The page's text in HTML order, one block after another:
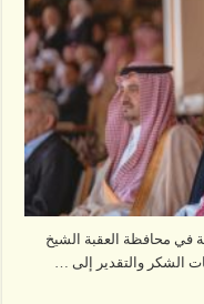
في محافظة العقبة الشيخ
الشكر والتقدير إلى …